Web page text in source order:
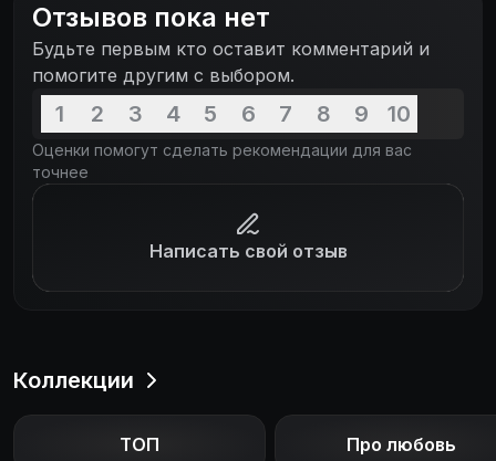
Отзывов пока нет
Будьте первым кто оставит комментарий и
помогите другим с выбором.
1 2 3 4 5 6 7 8 9 10
Оценки помогут сделать рекомендации для вас
точнее
Написать свой отзыв
Коллекции
ТОП Про любовь